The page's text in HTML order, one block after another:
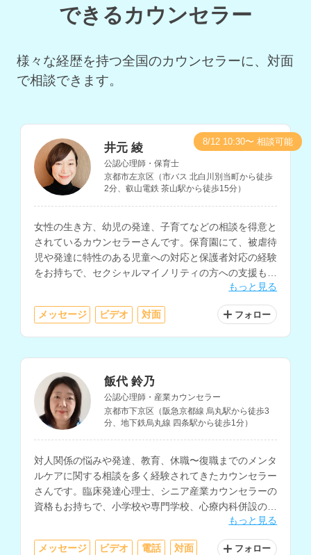
できるカウンセラー
様々な経歴を持つ全国のカウンセラーに、対面
で相談できます。
井元 綾
公認心理師・保育士
京都市左京区（市バス 北白川別当町から徒歩
2分、叡山電鉄 茶山駅から徒歩15分）
女性の生き方、幼児の発達、子育てなどの相談を得意と
されているカウンセラーさんです。保育園にて、被虐待
児や発達に特性のある児童への対応と保護者対応の経験
をお持ちで、セクシャルマイノリティの方への支援も行
もっと見る
メッセージ ビデオ 対面 フォロー
8/12 10:30〜 相談可能
飯代 鈴乃
公認心理師・産業カウンセラー
京都市下京区（阪急京都線 烏丸駅から徒歩3
分、地下鉄烏丸線 四条駅から徒歩1分）
対人関係の悩みや発達、教育、休職〜復職までのメンタ
ルケアに関する相談を多く経験されてきたカウンセラー
さんです。臨床発達心理士、シニア産業カウンセラーの
資格もお持ちで、小学校や専門学校、心療内科併設のカ
ウンセリングセンターにて、様々な年齢層へのカウンセ
もっと見る
メッセージ ビデオ 電話 対面 フォロー